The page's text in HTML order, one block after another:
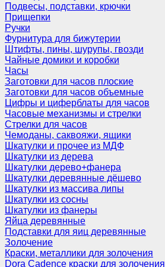
Подвесы, подставки, крючки
Прищепки
Ручки
Фурнитура для бижутерии
Штифты, пины, шурупы, гвозди
Чайные домики и коробки
Часы
Заготовки для часов плоские
Заготовки для часов объемные
Цифры и циферблаты для часов
Часовые механизмы и стрелки
Стрелки для часов
Чемоданы, саквояжи, ящики
Шкатулки и прочее из МДФ
Шкатулки из дерева
Шкатулки дерево+фанера
Шкатулки деревянные дёшево
Шкатулки из массива липы
Шкатулки из сосны
Шкатулки из фанеры
Яйца деревянные
Подставки для яиц деревянные
Золочение
Краски, металлики для золочения
Dora Cadence краски для золочения